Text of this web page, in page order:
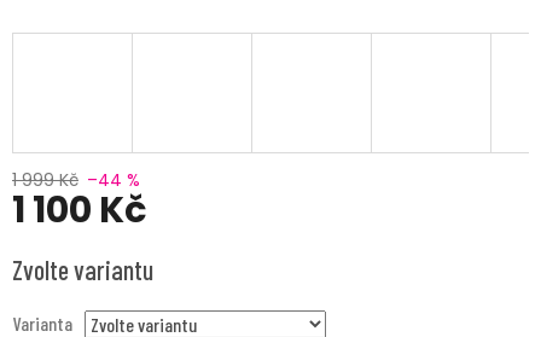
1 999 Kč –44 %
1 100 Kč
cena:
Zvolte variantu
Varianta